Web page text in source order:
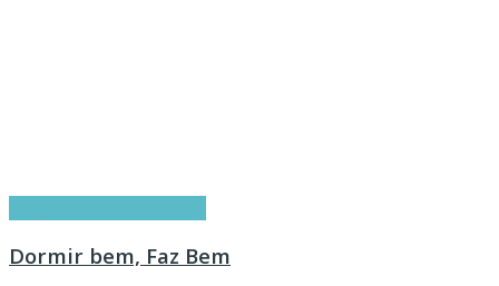
Dormir bem, Faz Bem